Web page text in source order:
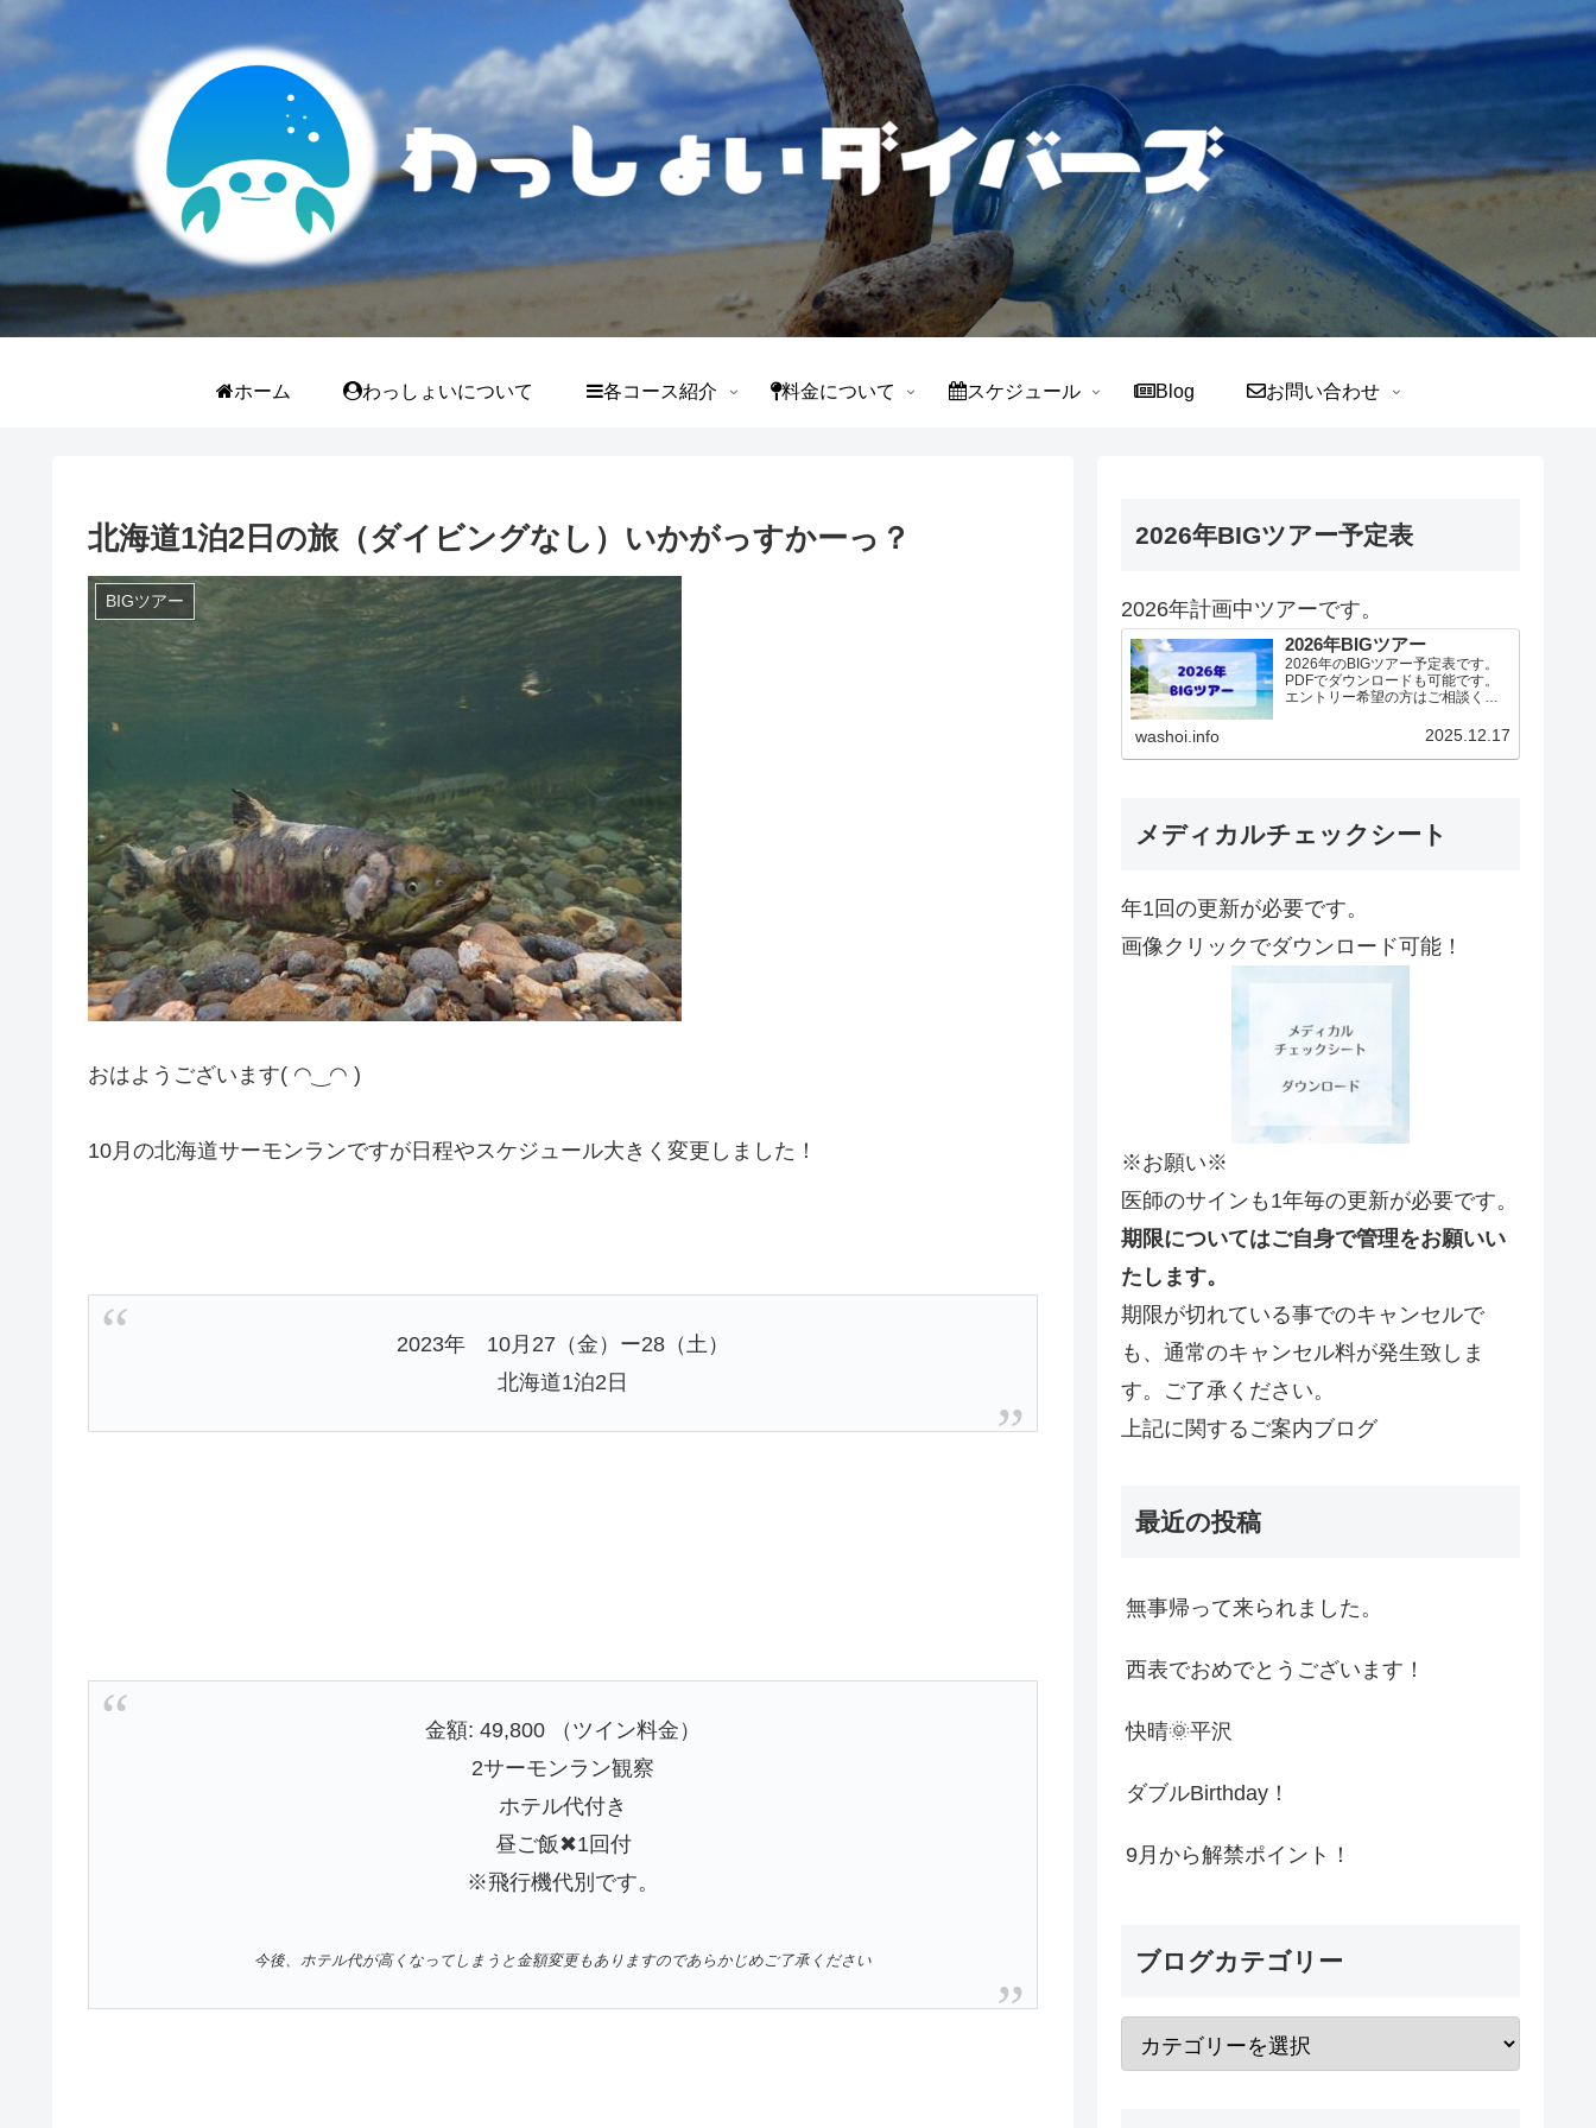
ホーム わっしょいについて 各コース紹介 料金について スケジュール Blog お問い合わせ
北海道1泊2日の旅（ダイビングなし）いかがっすかーっ？
BIGツアー
おはようございます( ◠‿◠ )
10月の北海道サーモンランですが日程やスケジュール大きく変更しました！
2023年 10月27（金）ー28（土）
北海道1泊2日
金額: 49,800 （ツイン料金）
2サーモンラン観察
ホテル代付き
昼ご飯✖︎1回付
※飛行機代別です。
今後、ホテル代が高くなってしまうと金額変更もありますのであらかじめご了承ください
2026年BIGツアー予定表
2026年計画中ツアーです。
2026年BIGツアー
2026年のBIGツアー予定表です。
PDFでダウンロードも可能です。
エントリー希望の方はご相談くだ
より変動ありますので、ご確認く
新）ダウンロードPDFでアップロ
washoi.info 2025.12.17
メディカルチェックシート
年1回の更新が必要です。
画像クリックでダウンロード可能！
※お願い※
医師のサインも1年毎の更新が必要です。
期限についてはご自身で管理をお願いい
たします。
期限が切れている事でのキャンセルで
も、通常のキャンセル料が発生致しま
す。ご了承ください。
上記に関するご案内ブログ
最近の投稿
無事帰って来られました。
西表でおめでとうございます！
快晴🌞平沢
ダブルBirthday！
9月から解禁ポイント！
ブログカテゴリー